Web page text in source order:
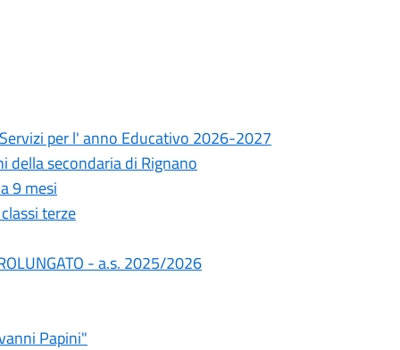
per l' anno Educativo 2026-2027
della secondaria di Rignano
9 mesi
terze
- a.s. 2025/2026
Papini"